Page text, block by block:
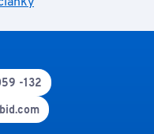
-132